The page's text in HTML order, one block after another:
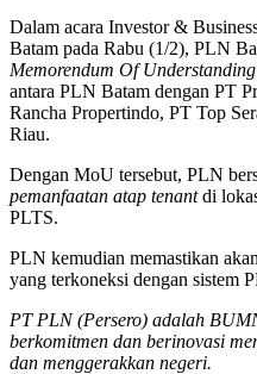
Dalam acara Investor &
Batam pada Rabu (1/2), PLN
Memorendum Of
antara PLN Batam dengan PT
Rancha Propertindo, PT Top
Riau.
Dengan MoU tersebut, PLN
pemanfaatan atap tenantdi
PLTS.
PLN kemudian memastikan
yang terkoneksi dengan sistem
PT PLN (Persero) adalah
berkomitmen dan berinovasi
dan menggerakkan negeri.